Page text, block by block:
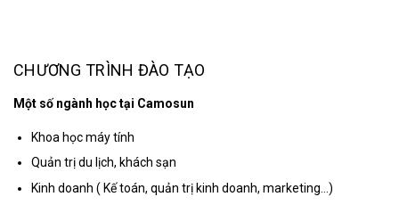
CHƯƠNG TRÌNH ĐÀO TẠO
Một số ngành học tại Camosun
Khoa học máy tính
Quản trị du lịch, khách sạn
Kinh doanh ( Kế toán, quản trị kinh doanh, marketing…)